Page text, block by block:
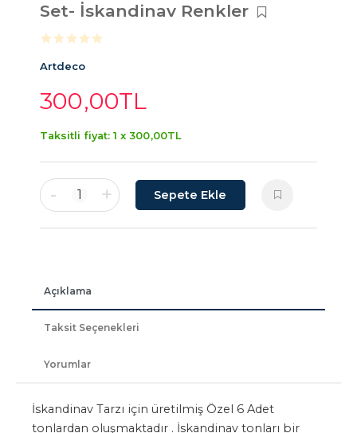
Set- İskandinav Renkler
Artdeco
300,00TL
Taksitli fiyat: 1 x 300,00TL
- 1 + Sepete Ekle
Açıklama
Taksit Seçenekleri
Yorumlar
İskandinav Tarzı için üretilmiş Özel 6 Adet
tonlardan oluşmaktadır . İskandinav tonları bir